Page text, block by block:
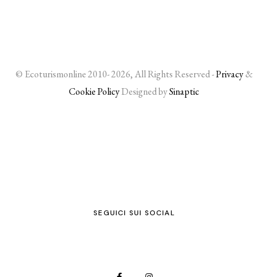
© Ecoturismonline 2010- 2026, All Rights Reserved -Privacy&
Cookie PolicyDesigned bySinaptic
SEGUICI SUI SOCIAL